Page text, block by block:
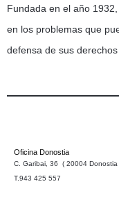
Fundada en el año
en los problemas que
defensa de sus
Oficina Donostia
C. Garibai, 36 ( 20004 Donostia
T.943 425 557